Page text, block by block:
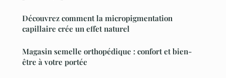
Découvrez comment la micropigmentation
capillaire crée un effet naturel
Magasin semelle orthopédique : confort et bien-
être à votre portée